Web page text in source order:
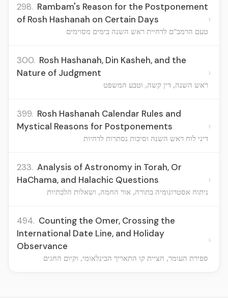
298. Rambam's Reason for the Postponement
of Rosh Hashanah on Certain Days
טעם הרמב"ם לדחיית ראש השנה בימים מסוימים
›
300. Rosh Hashanah, Din Kasheh, and the
Nature of Judgment
ראש השנה, דין קשה, וטבע המשפט
›
399. Rosh Hashanah Calendar Rules and
Mystical Reasons for Postponements
דיני לוח ראש השנה וסיבות נסתרות לדחיות
›
233. Analysis of Astronomy in Torah, Or
HaChama, and Halachic Questions
ניתוח אסטרונומיה בתורה, אור החמה, ושאלות הלכתיות
›
494. Counting the Omer, Crossing the
International Date Line, and Holiday
Observance
ספירת העומר, חציית קו התאריך הבינלאומי, וקיום החגים
›